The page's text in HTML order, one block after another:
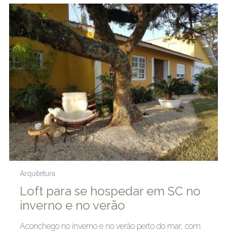
Arquitetura
Loft para se hospedar em SC no
inverno e no verão
Aconchego no inverno e no verão perto do mar, com